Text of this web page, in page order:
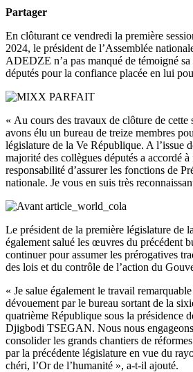
Partager
En clôturant ce vendredi la première
2024, le président de l’Assemblée
ADEDZE n’a pas manqué de témoigné
députés pour la confiance placée en lui
« Au cours des travaux de clôture de cette
avons élu un bureau de treize membres
législature de la Ve République. A l’issue
majorité des collègues députés a accordé
responsabilité d’assurer les fonctions de
nationale. Je vous en suis très
Le président de la première législature de
également salué les œuvres du précédent
continuer pour assumer les prérogatives
des lois et du contrôle de l’action du
« Je salue également le travail
dévouement par le bureau sortant de la
quatrième République sous la présidence
Djigbodi TSEGAN. Nous nous
consolider les grands chantiers de
par la précédente législature en vue du
chéri, l’Or de l’humanité », a-t-il ajouté.